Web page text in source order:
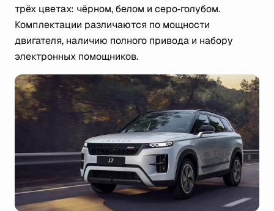
трёх цветах: чёрном, белом и серо‑голубом.
Комплектации различаются по мощности
двигателя, наличию полного привода и набору
электронных помощников.